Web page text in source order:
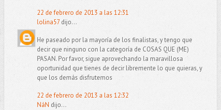
22 de febrero de 2013 a las 12:31
lolina57dijo...
He paseado por la mayoría de los finalistas, y tengo que
decir que ninguno con la categoría de COSAS QUE (ME)
PASAN. Por favor, sigue aprovechando la maravillosa
oportunidad que tienes de decir libremente lo que quieras, y
que los demás disfrutemos
22 de febrero de 2013 a las 12:32
NáN dijo...